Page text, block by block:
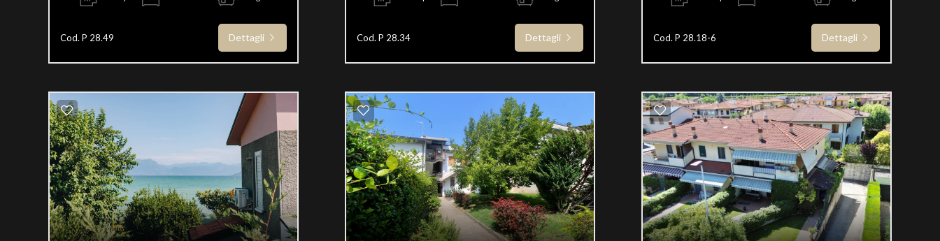
Cod. P 28.49 Dettagli Cod. P 28.34 Dettagli Cod. P 28.18-6 Dettagli